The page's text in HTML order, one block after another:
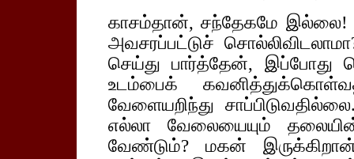
காசம்தான், சந்தேகமே இல்லை!
அவசரப்பட்டுச்
செய்து பார்த்தேன், இப்போது
உடம்பைக்
வேளையறிந்து
எல்லா வேலையையும்
வேண்டும்? மகன்